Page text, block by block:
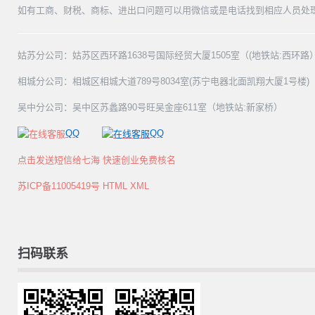
如有工商、财税、商标、进出口问题可以用微信或是电话找到相应人员处
姑苏分公司：姑苏区西环路1638号国际经贸大厦1505室（(地铁站:西环路
相城分公司：相城区相城大道789号8034室(苏宁电器北面凯翔大厦1号楼)
吴中分公司：吴中区苏蠡路90号旺吴金座611室（地铁站:新家桥）
QQ QQ
点击发送短信给七海 快速创业免费核名
苏ICP备11005419号 HTML XML
扫码联系